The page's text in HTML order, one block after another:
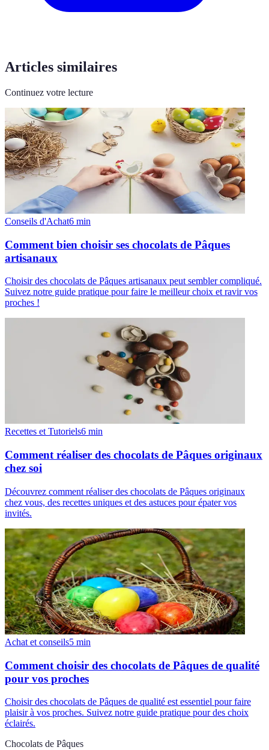
Articles similaires
Continuez votre lecture
Conseils d'Achat6 min
Comment bien choisir ses chocolats de Pâques
artisanaux
Choisir des chocolats de Pâques artisanaux peut sembler compliqué.
Suivez notre guide pratique pour faire le meilleur choix et ravir vos
proches !
Recettes et Tutoriels6 min
Comment réaliser des chocolats de Pâques originaux
chez soi
Découvrez comment réaliser des chocolats de Pâques originaux
chez vous, des recettes uniques et des astuces pour épater vos
invités.
Achat et conseils5 min
Comment choisir des chocolats de Pâques de qualité
pour vos proches
Choisir des chocolats de Pâques de qualité est essentiel pour faire
plaisir à vos proches. Suivez notre guide pratique pour des choix
éclairés.
Chocolats de Pâques